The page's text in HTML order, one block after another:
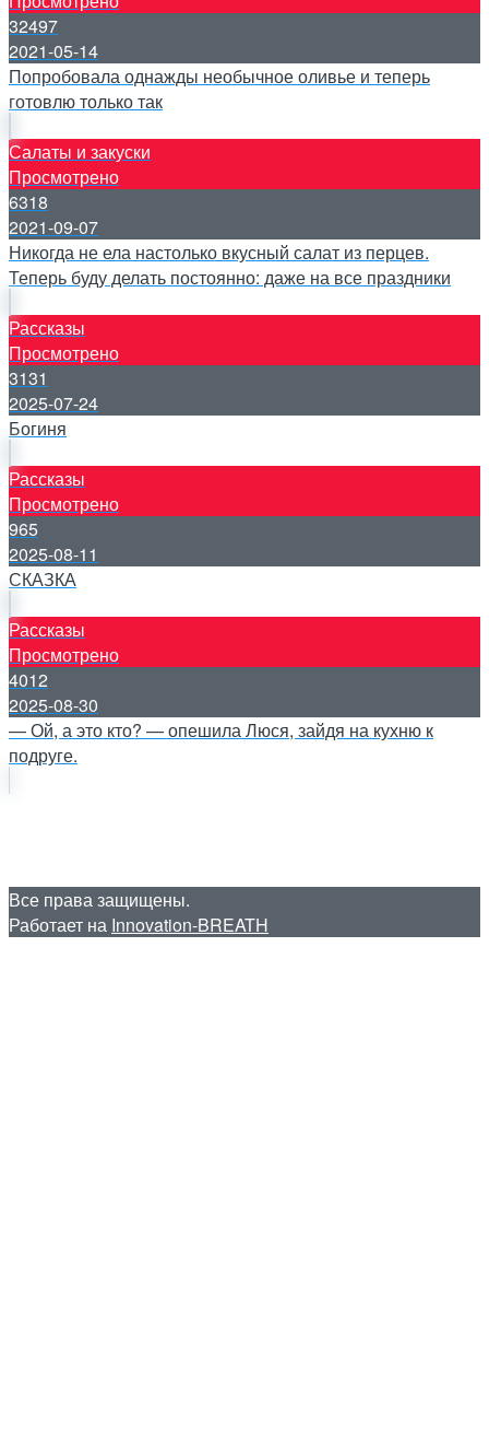
32497
2021-05-14
Попробовала однажды необычное оливье и теперь
готовлю только так
Салаты и закуски
Просмотрено
6318
2021-09-07
Никогда не ела настолько вкусный салат из перцев.
Теперь буду делать постоянно: даже на все праздники
Рассказы
Просмотрено
3131
2025-07-24
Богиня
Рассказы
Просмотрено
965
2025-08-11
СКАЗКА
Рассказы
Просмотрено
4012
2025-08-30
— Ой, а это кто? — опешила Люся, зайдя на кухню к
подруге.
Все права защищены.
Работает на Innovation-BREATH